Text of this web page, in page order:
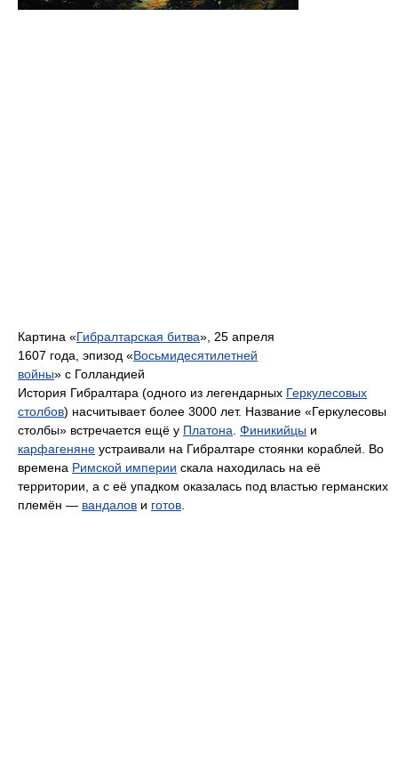
Картина «Гибралтарская битва», 25 апреля
1607 года, эпизод «Восьмидесятилетней
войны» с Голландией
История Гибралтара (одного из легендарных Геркулесовых
столбов) насчитывает более 3000 лет. Название «Геркулесовы
столбы» встречается ещё у Платона Финикийцы и
карфагеняне устраивали на Гибралтаре стоянки кораблей. Во
времена Римской империи скала находилась на её
территории, а с её упадком оказалась под властью германских
племён — вандалов и готов